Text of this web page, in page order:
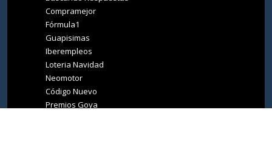
Compramejor
Fórmula1
Guapisimas
Iberempleos
Loteria Navidad
Neomotor
Código Nuevo
Premios Goya